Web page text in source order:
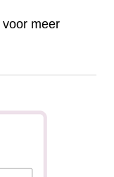
voor meer